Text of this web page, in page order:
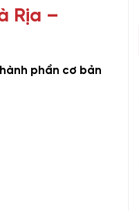
Rịa –
phần cơ bản